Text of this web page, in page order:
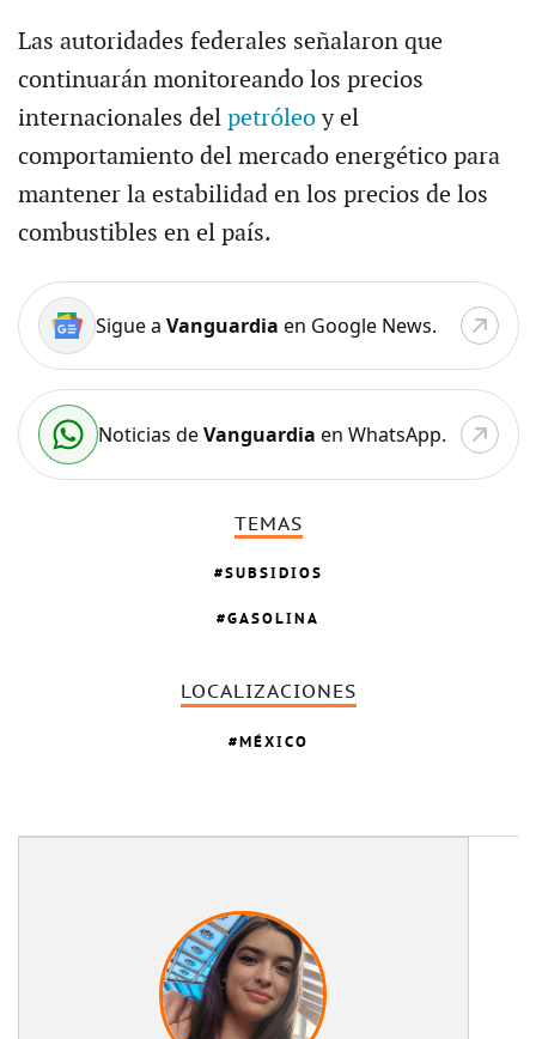
Las autoridades federales señalaron que
continuarán monitoreando los precios
internacionales del petróleoy el
comportamiento del mercado energético para
mantener la estabilidad en los precios de los
combustibles en el país.
Sigue a Vanguardia en Google News.
Noticias deVanguardia en WhatsApp.
TEMAS
SUBSIDIOS
GASOLINA
LOCALIZACIONES
MÉXICO